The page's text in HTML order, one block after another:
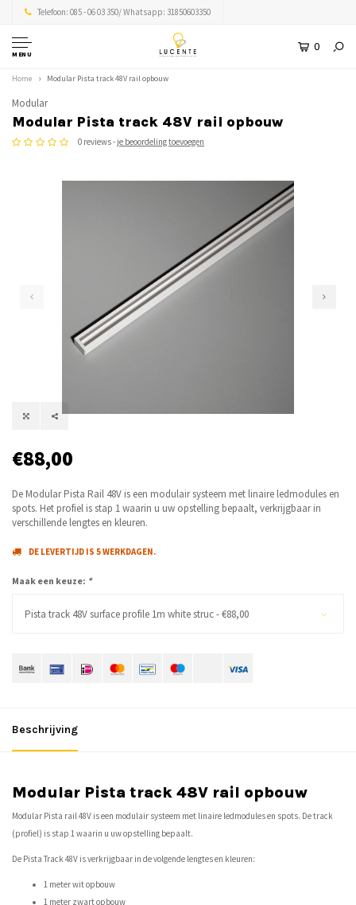
Telefoon: 085 - 06 03 350/ Whatsapp: 31850603350
MENU
0
Home Modular Pista track 48V rail opbouw
Modular
Modular Pista track 48V rail opbouw
0 reviews - je beoordeling toevoegen
€88,00
De Modular Pista Rail 48V is een modulair systeem met linaire ledmodules en
spots. Het profiel is stap 1 waarin u uw opstelling bepaalt, verkrijgbaar in
verschillende lengtes en kleuren.
DE LEVERTIJD IS 5 WERKDAGEN.
Maak een keuze: *
Pista track 48V surface profile 1m white struc - €88,00
Beschrijving
Modular Pista track 48V rail opbouw
Modular Pista rail 48V is een modulair systeem met linaire ledmodules en spots. De track
(profiel) is stap 1 waarin u uw opstelling bepaalt.
De Pista Track 48V is verkrijgbaar in de volgende lengtes en kleuren:
1 meter wit opbouw
1 meter zwart opbouw